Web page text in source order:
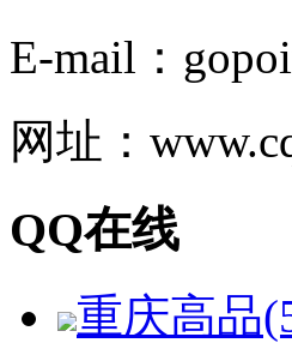
E-mail：
网址：
QQ在线
重庆高品